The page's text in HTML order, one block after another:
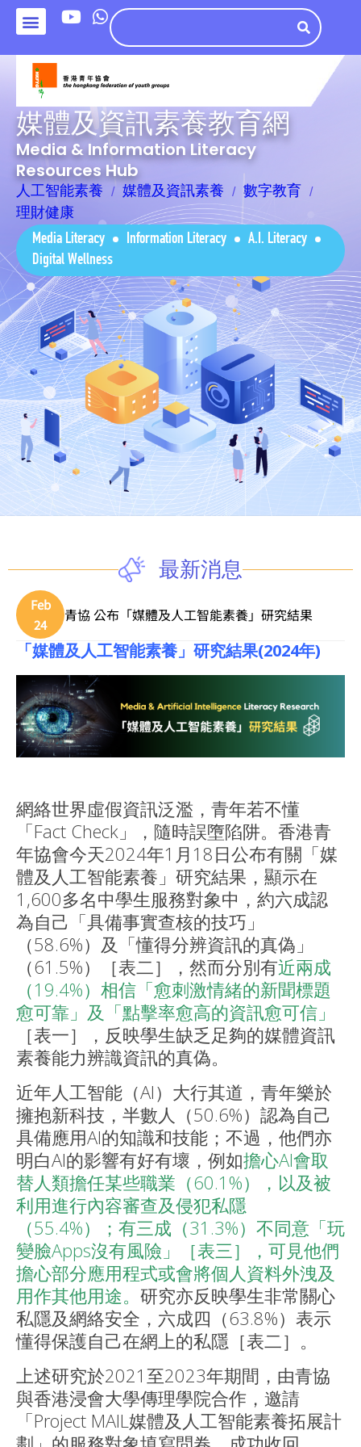
媒體及資訊素養教育網
Media & Information Literacy
Resources Hub
人工智能素養 媒體及資訊素養
數字教育
理財健康
Media Literacy Information Literacy
A.I. Literacy
Digital Wellness
最新消息
Feb
24
青協 公布「媒體及人工智能素養」研究結果
「媒體及人工智能素養」研究結果(2024年)
網絡世界虛假資訊泛濫，青年若不懂
「Fact Check」，隨時誤墮陷阱。香港青
年協會今天2024年1月18日公布有關「媒
體及人工智能素養」研究結果，顯示在
1,600多名中學生服務對象中，約六成認
為自己「具備事實查核的技巧」
（58.6%）及「懂得分辨資訊的真偽」
（61.5%）［表二］，然而分別有近兩成
（19.4%）相信「愈刺激情緒的新聞標題
愈可靠」及「點擊率愈高的資訊愈可信」
［表一］，反映學生缺乏足夠的媒體資訊
素養能力辨識資訊的真偽。
近年人工智能（AI）大行其道，青年樂於
擁抱新科技，半數人（50.6%）認為自己
具備應用AI的知識和技能；不過，他們亦
明白AI的影響有好有壞，例如擔心AI會取
替人類擔任某些職業（60.1%），以及被
利用進行內容審查及侵犯私隱
（55.4%）；有三成（31.3%）不同意「玩
變臉Apps沒有風險」［表三］，可見他們
擔心部分應用程式或會將個人資料外洩及
用作其他用途。 研究亦反映學生非常關心
私隱及網絡安全，六成四（63.8%）表示
懂得保護自己在網上的私隱［表二］。
上述研究於2021至2023年期間，由青協
與香港浸會大學傳理學院合作，邀請
「Project MAIL媒體及人工智能素養拓展計